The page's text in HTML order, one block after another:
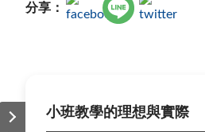
分享：
小班教學的理想與實際